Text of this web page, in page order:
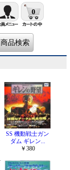
0
SS 機動戦士ガン
ダム ギレン...
￥380